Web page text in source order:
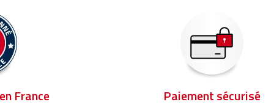
France Paiement sécurisé